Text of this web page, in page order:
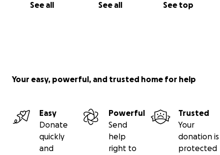
See all See all See top
Your easy, powerful, and trusted home for help
Easy
Donate
quickly
and
Powerful
Send
help
right to
Trusted
Your
donation is
protected